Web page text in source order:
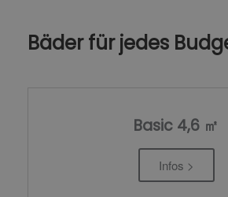
Bäder für jedes
Basic 4,6 ㎡
Infos >